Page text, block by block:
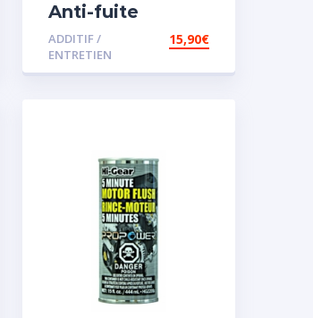
Anti-fuite
concentré pour
direction
assistée
ADDITIF /
ENTRETIEN
15,90€